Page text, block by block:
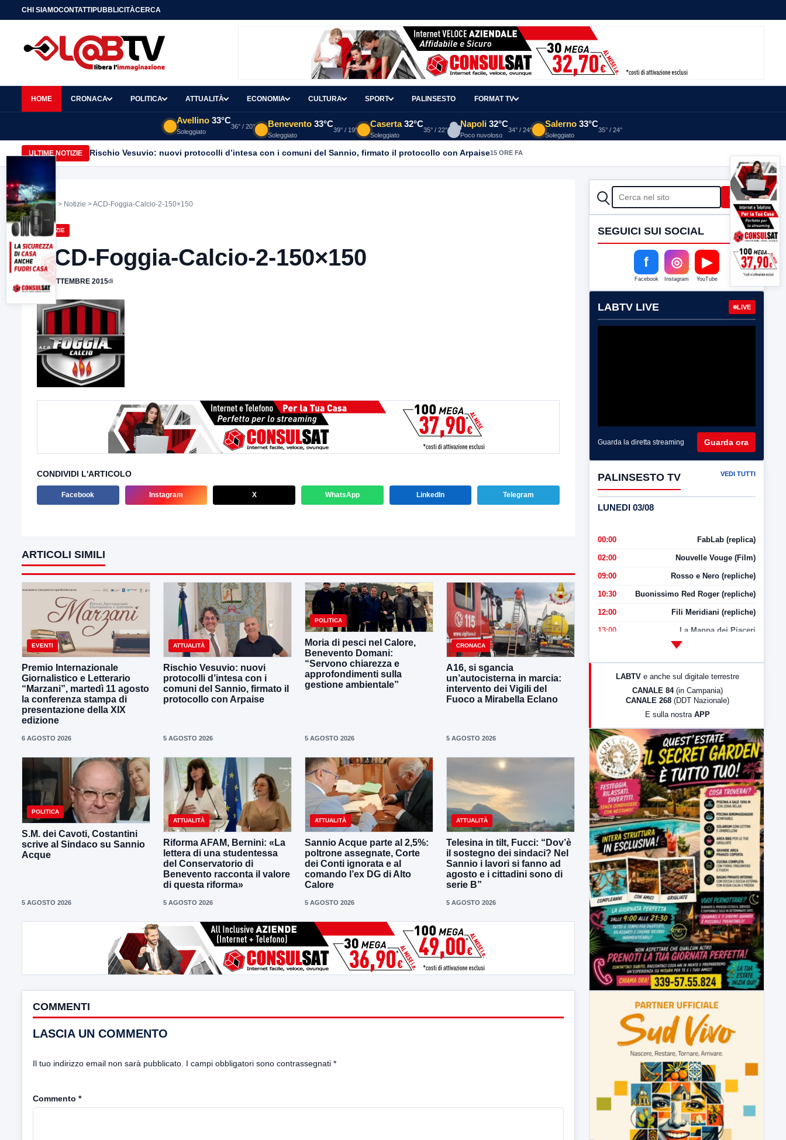
CHI SIAMOCONTATTIPUBBLICITÀCERCA
HOME CRONACA POLITICA ATTUALITÀ ECONOMIA CULTURA SPORT PALINSESTO FORMAT TV
Avellino 33°C
Soleggiato
36° / 20° Benevento 33°C
Soleggiato
39° / 19°
Caserta 32°C
Soleggiato
35° / 22°
Napoli 32°C
Poco nuvoloso
34° / 24°
Salerno 33°C
Soleggiato
35° / 24°
ULTIME NOTIZIE Rischio Vesuvio: nuovi protocolli d’intesa con i comuni del Sannio, firmato il protocollo con Arpaise15 ORE FA
Home > Notizie > ACD-Foggia-Calcio-2-150×150
NOTIZIE
ACD-Foggia-Calcio-2-150×150
20 SETTEMBRE 2015di
CONDIVIDI L'ARTICOLO
Facebook Instagram X WhatsApp LinkedIn Telegram
ARTICOLI SIMILI
EVENTI
Premio Internazionale
Giornalistico e Letterario
“Marzani”, martedì 11 agosto
la conferenza stampa di
presentazione della XIX
edizione
6 AGOSTO 2026
ATTUALITÀ
Rischio Vesuvio: nuovi
protocolli d’intesa con i
comuni del Sannio, firmato il
protocollo con Arpaise
5 AGOSTO 2026
POLITICA
Moria di pesci nel Calore,
Benevento Domani:
“Servono chiarezza e
approfondimenti sulla
gestione ambientale”
5 AGOSTO 2026
CRONACA
A16, si sgancia
un’autocisterna in marcia:
intervento dei Vigili del
Fuoco a Mirabella Eclano
5 AGOSTO 2026
POLITICA
S.M. dei Cavoti, Costantini
scrive al Sindaco su Sannio
Acque
5 AGOSTO 2026
ATTUALITÀ
Riforma AFAM, Bernini: «La
lettera di una studentessa
del Conservatorio di
Benevento racconta il valore
di questa riforma»
5 AGOSTO 2026
ATTUALITÀ
Sannio Acque parte al 2,5%:
poltrone assegnate, Corte
dei Conti ignorata e al
comando l’ex DG di Alto
Calore
5 AGOSTO 2026
ATTUALITÀ
Telesina in tilt, Fucci: “Dov’è
il sostegno dei sindaci? Nel
Sannio i lavori si fanno ad
agosto e i cittadini sono di
serie B”
5 AGOSTO 2026
COMMENTI
LASCIA UN COMMENTO
Il tuo indirizzo email non sarà pubblicato. I campi obbligatori sono contrassegnati *
Commento *
CERCA Cerca
SEGUICI SUI SOCIAL
f
Facebook
◎
Instagram
▶
YouTube
LABTV LIVE LIVE
Guarda la diretta streaming Guarda ora
PALINSESTO TV VEDI TUTTI
LUNEDI 03/08
00:00 FabLab (replica)
02:00 Nouvelle Vouge (Film)
09:00 Rosso e Nero (repliche)
10:30 Buonissimo Red Roger (repliche)
12:00 Fili Meridiani (repliche)
13:00 La Mappa dei Piaceri
LabNews (Diretta)
23:00 LabNews (replica)
LABTV e anche sul digitale terrestre
CANALE 84 (in Campania)
CANALE 268 (DDT Nazionale)
E sulla nostra APP